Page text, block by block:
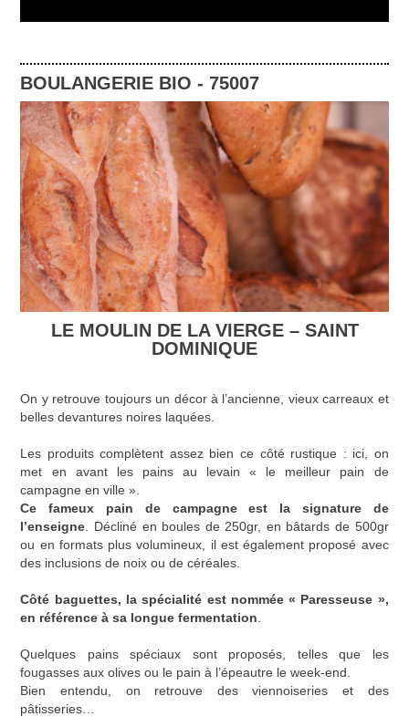
BOULANGERIE BIO -75007
LE MOULIN DE LA VIERGE – SAINT
DOMINIQUE
On y retrouve toujours un décor à l’ancienne, vieux carreaux et
belles devantures noires laquées.
Les produits complètent assez bien ce côté rustique : ici, on
met en avant les pains au levain « le meilleur pain de
campagne en ville ».
Ce fameux pain de campagne est la signature de
l’enseigne . Décliné en boules de 250gr, en bâtards de 500gr
ou en formats plus volumineux, il est également proposé avec
des inclusions de noix ou de céréales.
Côté baguettes, la spécialité est nommée « Paresseuse »,
en référence à sa longue fermentation
Quelques pains spéciaux sont proposés, telles que les
fougasses aux olives ou le pain à l’épeautre le week-end.
Bien entendu, on retrouve des viennoiseries et des
pâtisseries…